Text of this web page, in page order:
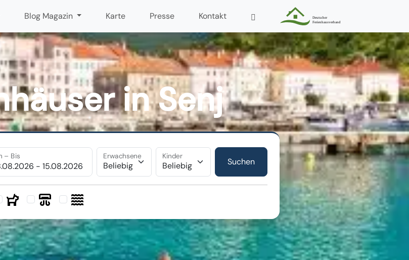
Blog Magazin Karte Presse Kontakt
in Senj
– Bis Erwachsene Kinder